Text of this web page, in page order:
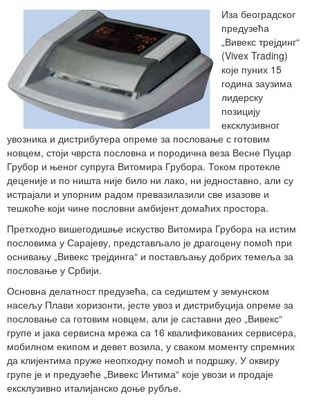
Иза београдског
предузећа
„Вивекс трејдинг“
(Vivex Trading)
које пуних 15
година заузима
лидерску
позицију
ексклузивног
увозника и дистрибутера опреме за пословање с готовим
новцем, стоји чврста пословна и породична веза Весне Пуцар
Грубор и њеног супруга Витомира Грубора. Током протекле
деценије и по ништа није било ни лако, ни једноставно, али су
истрајали и упорним радом превазилазили све изазове и
тешкоће који чине пословни амбијент домаћих простора.
Претходно вишегодишње искуство Витомира Грубора на истим
пословима у Сарајеву, представљало је драгоцену помоћ при
оснивању „Вивекс трејдинга“ и постављању добрих темеља за
пословање у Србији.
Основна делатност предузећа, са седиштем у земунском
насељу Плави хоризонти, јесте увоз и дистрибуција опреме за
пословање са готовим новцем, али је саставни део „Вивекс“
групе и јака сервисна мрежа са 16 квалификованих сервисера,
мобилном екипом и девет возила, у сваком моменту спремних
да клијентима пруже неопходну помоћ и подршку. У оквиру
групе је и предузеће „Вивекс Интима“ које увози и продаје
ексклузивно италијанско доње рубље.